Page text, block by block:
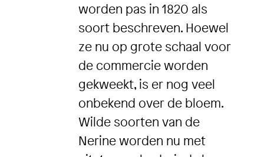
worden pas in 1820 als
soort beschreven. Hoewel
ze nu op grote schaal voor
de commercie worden
gekweekt, is er nog veel
onbekend over de bloem.
Wilde soorten van de
Nerine worden nu met